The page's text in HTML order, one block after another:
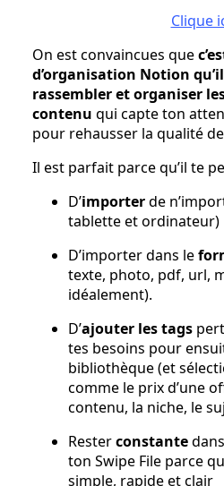
Clique
On est convaincues que
d’organisation Notion
rassembler et organiser
contenu qui capte ton
pour rehausser la qualité
Il est parfait parce qu’il te
D’importerde
tablette et ordinateur)
D’importer dans le
texte, photo, pdf, url,
idéalement).
D’ajouter les tags
tes besoins pour
bibliothèque (et
comme le prix d’une
contenu, la niche, le
Resterconstante
ton Swipe File parce
simple, rapide et clair